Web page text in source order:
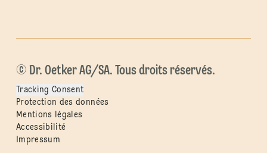
© Dr. Oetker AG/SA. Tous droits réservés.
Tracking Consent
Protection des données
Mentions légales
Accessibilité
Impressum